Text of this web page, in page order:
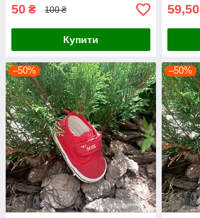
50 ₴ 100 ₴
Купити
59,50
–50% –50%